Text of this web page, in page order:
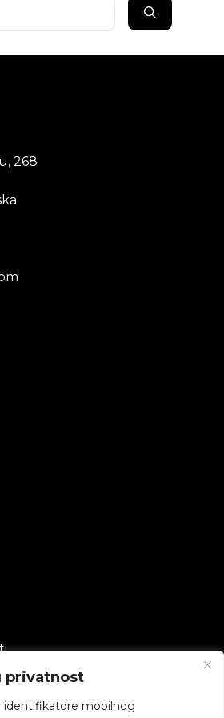
privatnost
identifikatore mobilnog
268